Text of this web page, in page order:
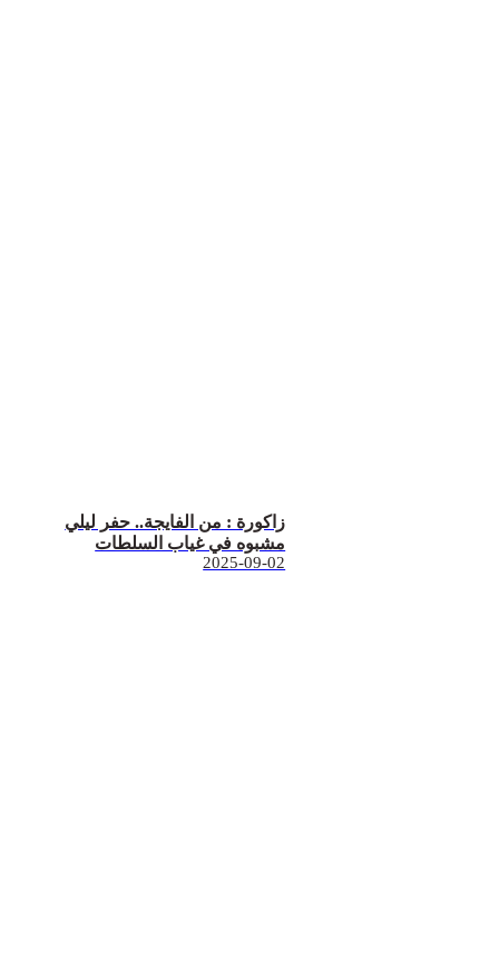
زاكورة : من الفايجة.. حفر ليلي
مشبوه في غياب السلطات
2025-09-02